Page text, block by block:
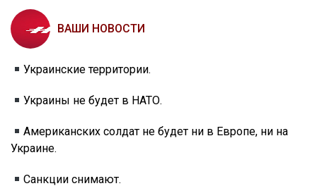
ВАШИ НОВОСТИ
Украинские территории.
Украины не будет в НАТО.
Американских солдат не будет ни в Европе, ни на
Украине.
Санкции снимают.